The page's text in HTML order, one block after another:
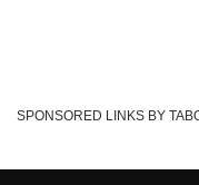
SPONSORED LINKS BY